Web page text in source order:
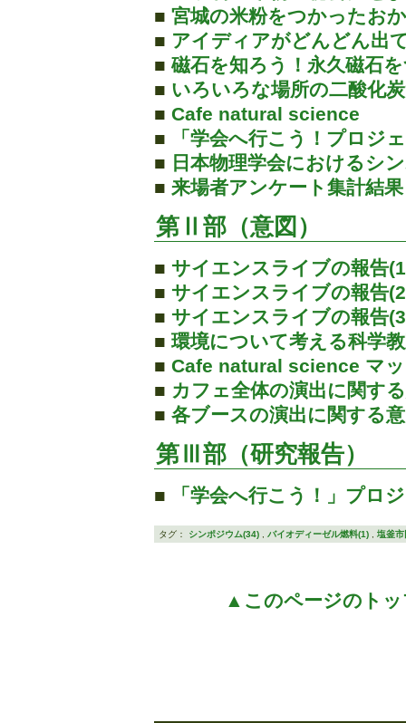
■ 宮城の米粉をつかったお
■ アイディアがどんどん出
■ 磁石を知ろう！永久磁石
■ いろいろな場所の二酸化
■ Cafe natural science
■
「学会へ行こう！プロジ
■ 日本物理学会におけるシ
■ 来場者アンケート集計結果
第Ⅱ部（意図）
■ サイエンスライブの報告
■ サイエンスライブの報告
■ サイエンスライブの報告
■ 環境について考える科学
■ Cafe natural science マ
■ カフェ全体の演出に関す
■ 各ブースの演出に関する
第Ⅲ部（研究報告）
■ 「学会へ行こう！」プロ
タグ： シンポジウム(34) バイオディーゼル燃料(1) 塩釜市
▲このページのトッ